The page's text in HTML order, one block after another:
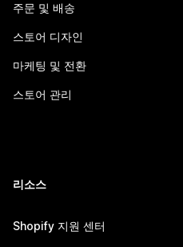
주문 및 배송
스토어 디자인
마케팅 및 전환
스토어 관리
리소스
Shopify 지원 센터